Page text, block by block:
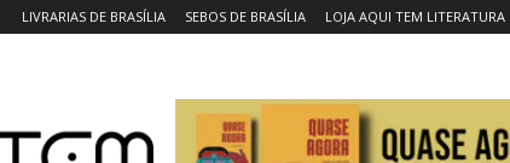
LIVRARIAS DE BRASÍLIA SEBOS DE BRASÍLIA LOJA AQUI TEM LITERATURA